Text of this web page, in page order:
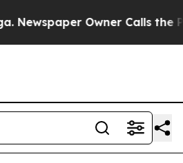
Owner Calls the